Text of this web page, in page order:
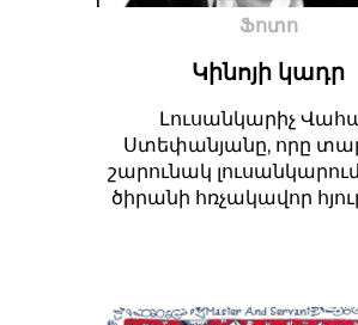
Ֆոտո
Կինոյի կադր
Լուսանկարիչ
Ստեփանյանը, որը
շարունակ
ծիրանի հռչակավոր